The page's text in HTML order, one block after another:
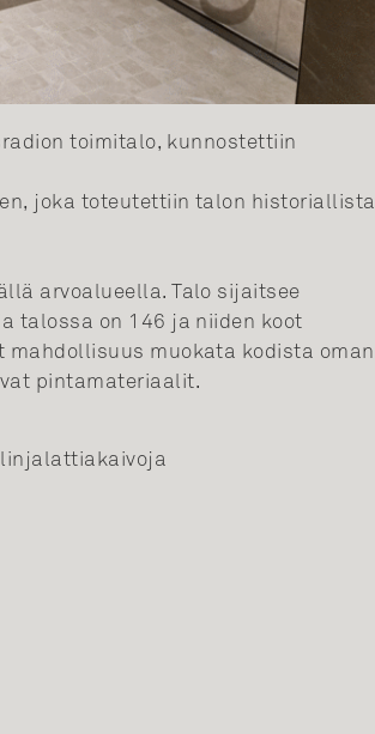
toimitalo, kunnostettiin
joka toteutettiin talon historiallista
arvoalueella. Talo sijaitsee
talossa on 146 ja niiden koot
muokata kodista oman
pintamateriaalit.
linjalattiakaivoja